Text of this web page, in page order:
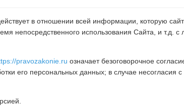
в отношении всей информации, которую сайт
непосредственного использования Сайта, и т.д. с
pravozakonie.ru означает безоговорочное
его персональных данных; в случае несогласия с